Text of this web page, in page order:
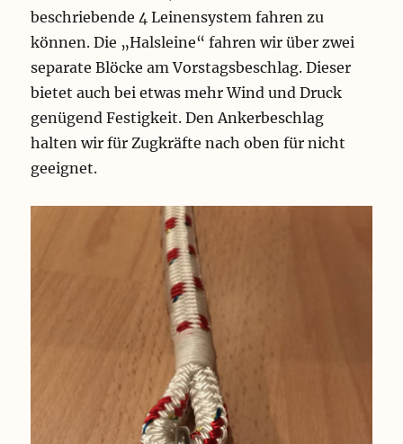
beschriebende 4 Leinensystem fahren zu
können. Die „Halsleine“ fahren wir über zwei
separate Blöcke am Vorstagsbeschlag. Dieser
bietet auch bei etwas mehr Wind und Druck
genügend Festigkeit. Den Ankerbeschlag
halten wir für Zugkräfte nach oben für nicht
geeignet.